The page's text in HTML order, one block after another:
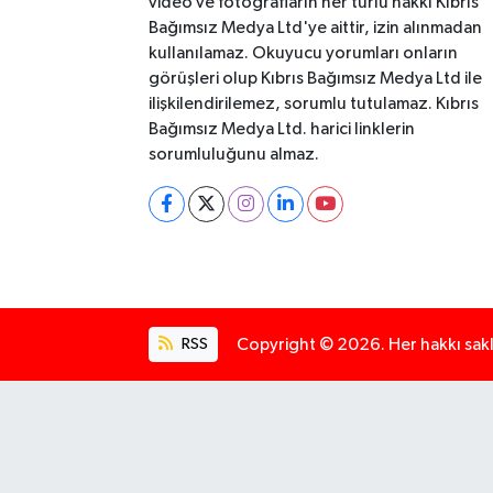
Bağımsız Medya Ltd'ye aittir, izin alınmadan
kullanılamaz. Okuyucu yorumları onların
görüşleri olup Kıbrıs Bağımsız Medya Ltd ile
ilişkilendirilemez, sorumlu tutulamaz. Kıbrıs
Bağımsız Medya Ltd. harici linklerin
sorumluluğunu almaz.
RSS Copyright © 2026. Her hakkı